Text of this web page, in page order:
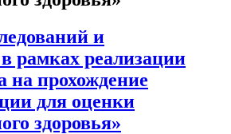
и
рамках реализации
на прохождение
для оценки
здоровья»